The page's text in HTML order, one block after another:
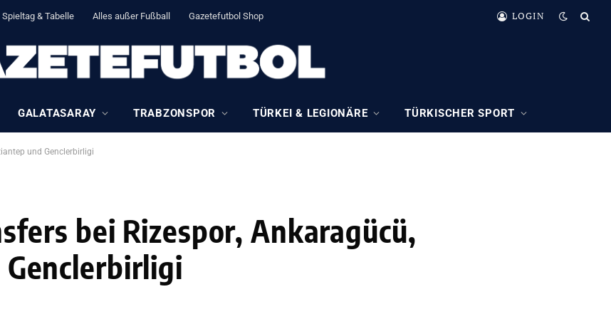
Spieltag & Tabelle Alles außer Fußball Gazetefutbol Shop LOGIN
GALATASARAY TRABZONSPOR TÜRKEI & LEGIONÄRE TÜRKISCHER SPORT
und Genclerbirligi
bei Rizespor, Ankaragücü,